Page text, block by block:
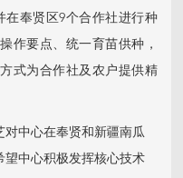
在奉贤区9个合作社进行种
作要点、统一育苗供种，
式为合作社及农户提供精
中心在奉贤和新疆南瓜
望中心积极发挥核心技术